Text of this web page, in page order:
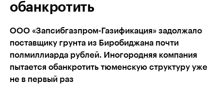
обанкротить
ООО «Запсибгазпром-Газификация» задолжало
поставщику грунта из Биробиджана почти
полмиллиарда рублей. Иногородняя компания
пытается обанкротить тюменскую структуру уже
не в первый раз